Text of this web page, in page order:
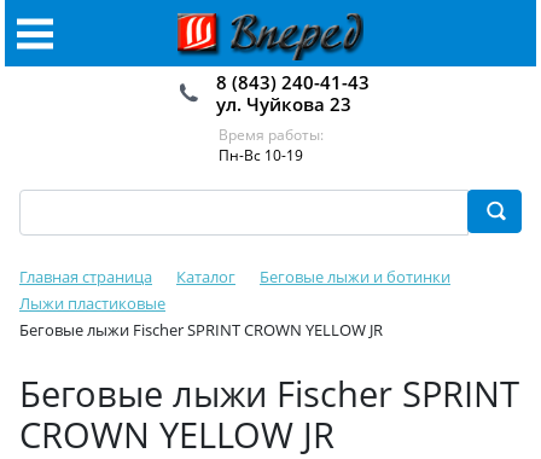
8 (843) 240-41-43
ул. Чуйкова 23
Время работы:
Пн-Вс 10-19
Главная страница Каталог
Беговые лыжи и ботинки
Лыжи пластиковые
Беговые лыжи Fischer SPRINT CROWN YELLOW JR
Беговые лыжи Fischer SPRINT
CROWN YELLOW JR